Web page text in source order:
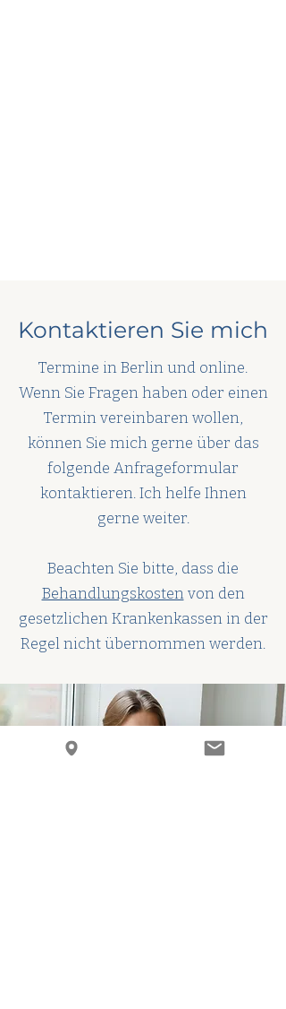
Kontaktieren Sie mich
Termine in Berlin und online.
Wenn Sie Fragen haben oder einen
Termin vereinbaren wollen,
können Sie mich gerne über das
folgende Anfrageformular
kontaktieren. Ich helfe Ihnen
gerne weiter.
Beachten Sie bitte, dass die
Behandlungskostenvon den
gesetzlichen Krankenkassen in der
Regel nicht übernommen werden.